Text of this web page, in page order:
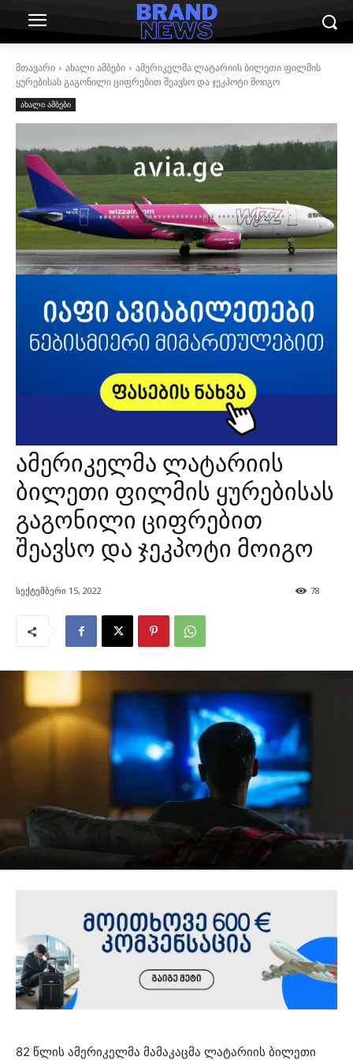
მთავარი ახალი ამბები
ამერიკელმა ლატარიის ბილეთი ფილმის
ყურებისას გაგონილი ციფრებით შეავსო და ჯეკპოტი მოიგო
ახალი ამბები
ამერიკელმა ლატარიის
ბილეთი ფილმის ყურებისას
გაგონილი ციფრებით
შეავსო და ჯეკპოტი მოიგო
სექტემბერი 15, 2022 78
82 წლის ამერიკელმა მამაკაცმა ლატარიის ბილეთი